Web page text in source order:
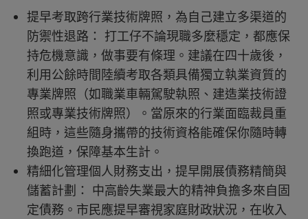
提早考取跨行業技術牌照，為自己建立多渠道的
防禦性退路： 打工仔不論現職多麼穩定，都應保
持危機意識，做事要有條理。建議在四十歲後，
利用公餘時間陸續考取各類具備獨立執業資質的
專業牌照（如職業車輛駕駛執照、建造業技術證
照或專業技術牌照）。當原來的行業面臨裁員重
組時，這些隨身攜帶的技術資格能確保你隨時轉
換跑道，保障基本生計。
精細化管理個人財務支出，提早開展債務精簡與
儲蓄計劃： 中高齡失業最大的精神負擔多來自固
定債務。市民應提早審視家庭財政狀況，在收入